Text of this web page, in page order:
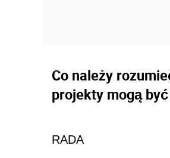
Co należy
projekty mogą
RADA